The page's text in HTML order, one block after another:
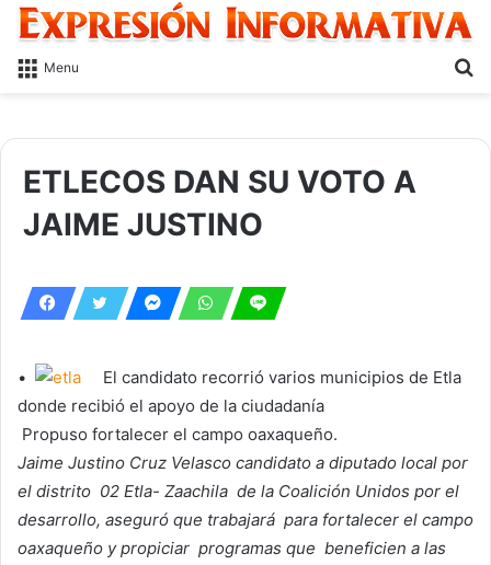
Menu
ETLECOS DAN SU VOTO A
JAIME JUSTINO
•
El candidato recorrió varios municipios de Etla
donde recibió el apoyo de la ciudadanía
Propuso fortalecer el campo oaxaqueño.
Jaime Justino Cruz Velasco candidato a diputado local por
el distrito 02 Etla- Zaachila de la Coalición Unidos por el
desarrollo, aseguró que trabajará para fortalecer el campo
oaxaqueño y propiciar programas que beneficien a las